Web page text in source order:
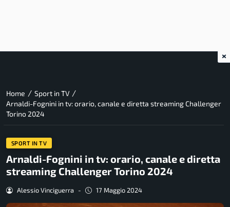
Home / Sport in TV /
Arnaldi-Fognini in tv: orario, canale e diretta streaming Challenger
Torino 2024
SPORT IN TV
Arnaldi-Fognini in tv: orario, canale e diretta
streaming Challenger Torino 2024
Alessio Vinciguerra - 17 Maggio 2024
×